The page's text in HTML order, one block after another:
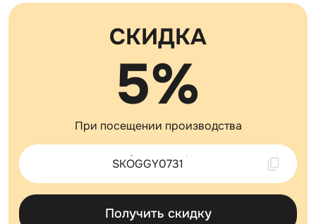
СКИДКА
5%
При посещении производства
Скопировано !
Получить скидку